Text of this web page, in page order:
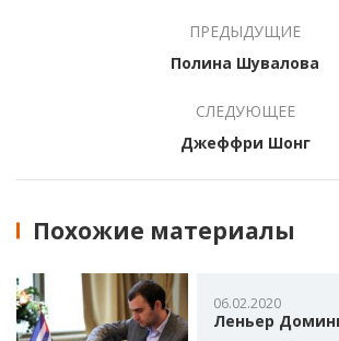
ПРЕДЫДУЩИЕ
Полина Шувалова
СЛЕДУЮЩЕЕ
Джеффри Шонг
Похожие материалы
06.02.2020
Леньер